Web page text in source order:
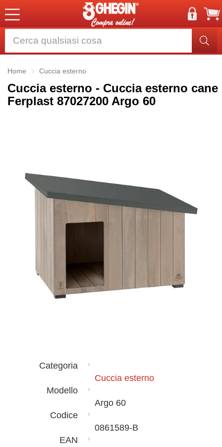
Home Cuccia esterno
Cuccia esterno - Cuccia esterno cane
Ferplast 87027200 Argo 60
Categoria
Cuccia esterno
Modello
Argo 60
Codice
0861589-B
EAN